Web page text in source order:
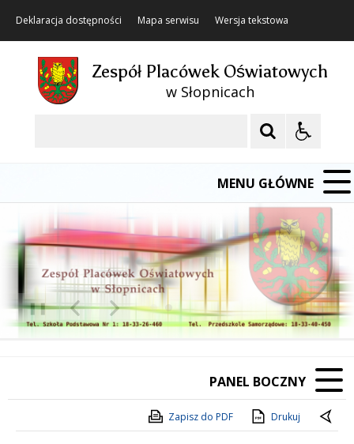
Deklaracja dostępności Mapa serwisu Wersja tekstowa
Zespół Placówek Oświatowych
w Słopnicach
MENU GŁÓWNE
Poprzedni Element
Następny Element
❚❚
PANEL BOCZNY
Zapisz do PDF Drukuj